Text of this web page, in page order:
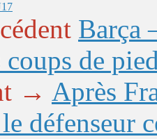
Barça
coups de
→ Après
défenseur